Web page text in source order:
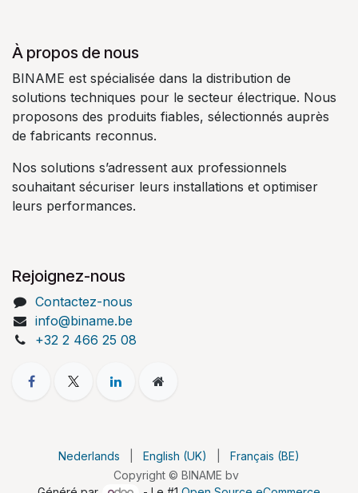
À propos de nous
BINAME est spécialisée dans la distribution de
solutions techniques pour le secteur électrique. Nous
proposons des produits fiables, sélectionnés auprès
de fabricants reconnus.
Nos solutions s’adressent aux professionnels
souhaitant sécuriser leurs installations et optimiser
leurs performances.
Rejoignez-nous
Contactez-nous
info@biname.be
+32 2 466 25 08
Copyright © BINAME bv
Nederlands English (UK) Français (BE)